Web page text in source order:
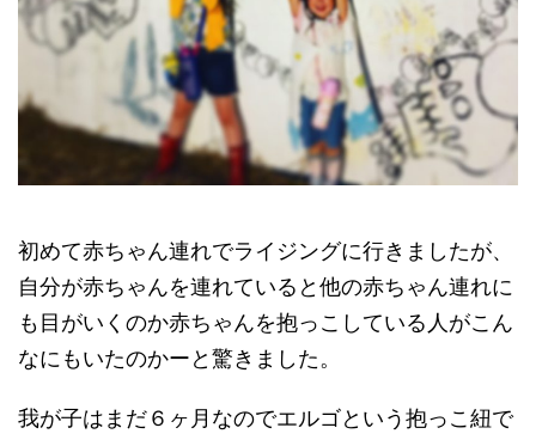
初めて赤ちゃん連れでライジングに行きましたが、
自分が赤ちゃんを連れていると他の赤ちゃん連れに
も目がいくのか赤ちゃんを抱っこしている人がこん
なにもいたのかーと驚きました。
我が子はまだ６ヶ月なのでエルゴという抱っこ紐で